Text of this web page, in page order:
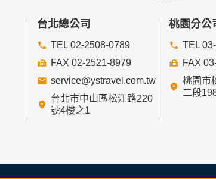
台北總公司
TEL 02-2508-0789
FAX 02-2521-8979
service@ystravel.com.tw
台北市中山區松江路220
號4樓之1
桃園分公
TEL
FAX
桃園市
二段